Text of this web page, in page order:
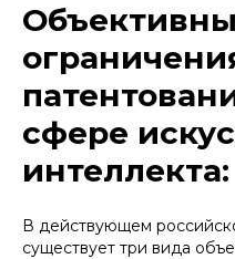
сфере
интеллекта:
В действующем
существует три вида